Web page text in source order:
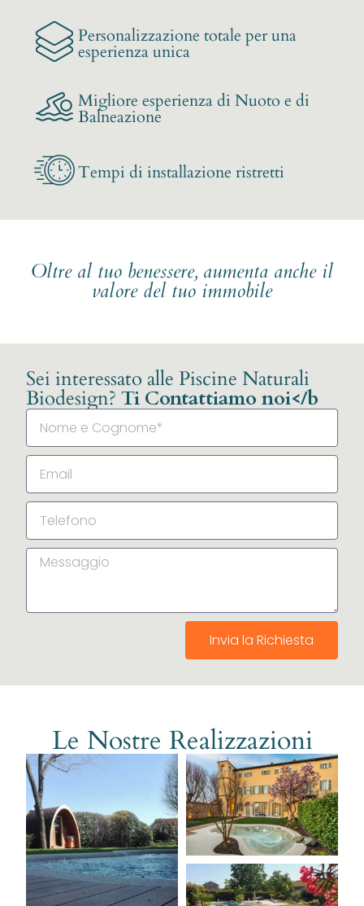
Personalizzazione totale per una
esperienza unica
Migliore esperienza di Nuoto e di
Balneazione
Tempi di installazione ristretti
Oltre al tuo benessere, aumenta anche il
valore del tuo immobile
Sei interessato alle Piscine Naturali
Biodesign? Ti Contattiamo noi</b
Invia la Richiesta
Le Nostre Realizzazioni